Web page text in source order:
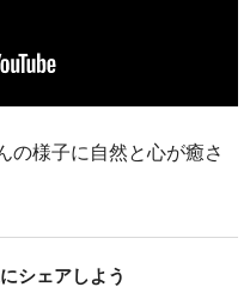
の様子に自然と心が癒さ
シェアしよう